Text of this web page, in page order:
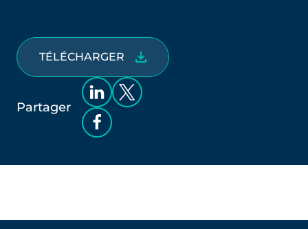
TÉLÉCHARGER
Partager